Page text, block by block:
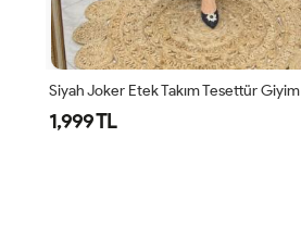
Siyah Joker Etek Takım Tesettür Giyim
1,999 TL